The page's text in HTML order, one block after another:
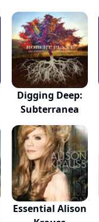
Digging Deep:
Subterranea
Essential Alison